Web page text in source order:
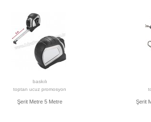
baskılı
toptan ucuz promosyon
Şerit Metre 5 Metre Şerit